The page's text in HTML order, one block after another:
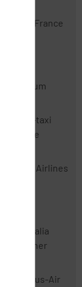
Air France
Nostrum
Air-taxi
europe
AIS Airlines
Alitalia
CityLiner
Arcus-Air